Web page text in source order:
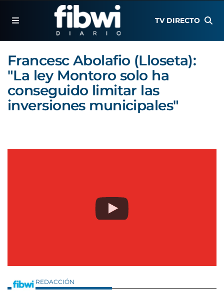
TV DIRECTO
Francesc Abolafio (Lloseta):
"La ley Montoro solo ha
conseguido limitar las
inversiones municipales"
REDACCIÓN